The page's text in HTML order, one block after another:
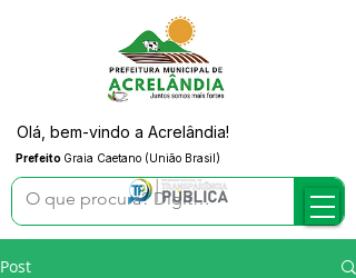
Prefeito Graia Caetano (União Brasil)
Olá, bem-vindo a Acrelândia!
Post